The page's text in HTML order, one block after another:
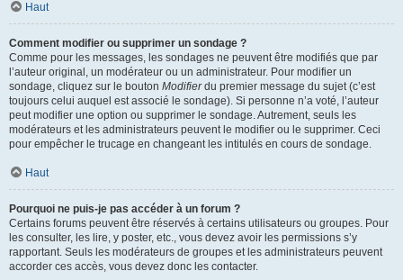
Haut
Comment modifier ou supprimer un sondage ?
Comme pour les messages, les sondages ne peuvent être modifiés que par
l’auteur original, un modérateur ou un administrateur. Pour modifier un
sondage, cliquez sur le bouton Modifierdu premier message du sujet (c’est
toujours celui auquel est associé le sondage). Si personne n’a voté, l’auteur
peut modifier une option ou supprimer le sondage. Autrement, seuls les
modérateurs et les administrateurs peuvent le modifier ou le supprimer. Ceci
pour empêcher le trucage en changeant les intitulés en cours de sondage.
Haut
Pourquoi ne puis-je pas accéder à un forum ?
Certains forums peuvent être réservés à certains utilisateurs ou groupes. Pour
les consulter, les lire, y poster, etc., vous devez avoir les permissions s’y
rapportant. Seuls les modérateurs de groupes et les administrateurs peuvent
accorder ces accès, vous devez donc les contacter.